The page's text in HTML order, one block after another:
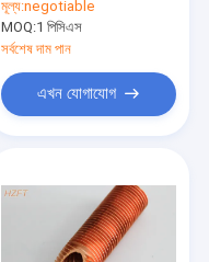
মূল্য:negotiable
MOQ:1 পিসিএস
সর্বশেষ দাম পান
এখন যোগাযোগ